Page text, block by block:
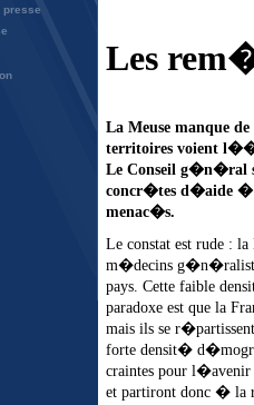
presse
Les
La Meuse manque
territoires voient
Le Conseil g�n�ral
concr�tes d�aide �
menac�s.
Le constat est rude :
m�decins
pays. Cette faible
paradoxe est que la
mais ils se
forte densit�
craintes pour
et partiront donc � la